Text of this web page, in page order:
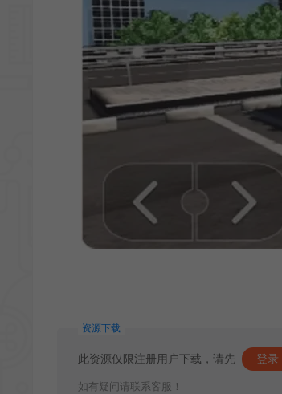
资源下载
此资源仅限注册用户下载，请先 登录
如有疑问请联系客服！